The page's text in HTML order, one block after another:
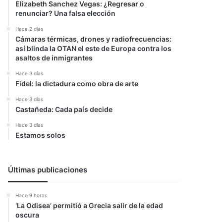
Elizabeth Sanchez Vegas: ¿Regresar o
renunciar? Una falsa elección
Hace 2 días
Cámaras térmicas, drones y radiofrecuencias:
así blinda la OTAN el este de Europa contra los
asaltos de inmigrantes
Hace 3 días
Fidel: la dictadura como obra de arte
Hace 3 días
Castañeda: Cada país decide
Hace 3 días
Estamos solos
Últimas publicaciones
Hace 9 horas
‘La Odisea’ permitió a Grecia salir de la edad
oscura